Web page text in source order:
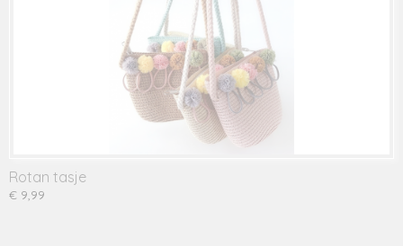
Rotan tasje
€ 9,99